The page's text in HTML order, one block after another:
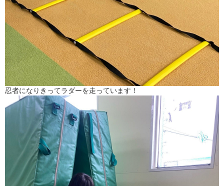
忍者になりきってラダーを走っています！